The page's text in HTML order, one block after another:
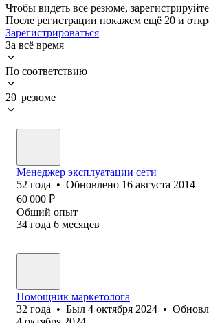
Чтобы видеть все резюме,
После регистрации покажем ещё 20 и
Зарегистрироваться
За всё время
По соответствию
20 резюме
Менеджер эксплуатации сети
52 года • Обновлено 16 августа 2014
60 000 ₽
Общий опыт
34 года 6 месяцев
Помощник маркетолога
32 года • Был 4 октября 2024 •